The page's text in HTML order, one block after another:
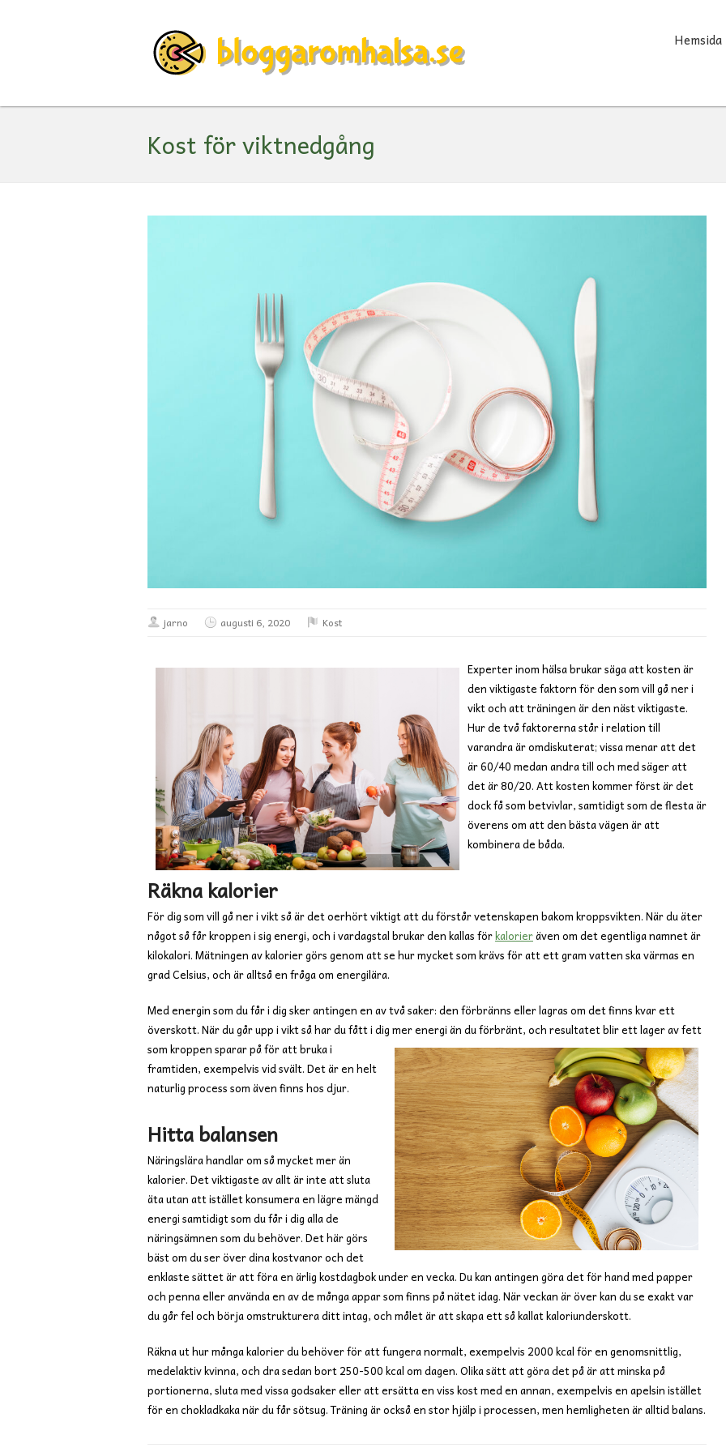
Hemsida
Kost för viktnedgång
jarno augusti 6, 2020 Kost
Experter inom hälsa brukar säga att kosten är
den viktigaste faktorn för den som vill gå ner i
vikt och att träningen är den näst viktigaste.
Hur de två faktorerna står i relation till
varandra är omdiskuterat; vissa menar att det
är 60/40 medan andra till och med säger att
det är 80/20. Att kosten kommer först är det
dock få som betvivlar, samtidigt som de flesta är
överens om att den bästa vägen är att
kombinera de båda.
Räkna kalorier
För dig som vill gå ner i vikt så är det oerhört viktigt att du förstår vetenskapen bakom kroppsvikten. När du äter
något så får kroppen i sig energi, och i vardagstal brukar den kallas förkalorieräven om det egentliga namnet är
kilokalori. Mätningen av kalorier görs genom att se hur mycket som krävs för att ett gram vatten ska värmas en
grad Celsius, och är alltså en fråga om energilära.
Med energin som du får i dig sker antingen en av två saker: den förbränns eller lagras om det finns kvar ett
överskott. När du går upp i vikt så har du fått i dig mer energi än du förbränt, och resultatet blir ett lager av fett
som kroppen sparar på för att bruka i
framtiden, exempelvis vid svält. Det är en helt
naturlig process som även finns hos djur.
Hitta balansen
Näringslära handlar om så mycket mer än
kalorier. Det viktigaste av allt är inte att sluta
äta utan att istället konsumera en lägre mängd
energi samtidigt som du får i dig alla de
näringsämnen som du behöver. Det här görs
bäst om du ser över dina kostvanor och det
enklaste sättet är att föra en ärlig kostdagbok under en vecka. Du kan antingen göra det för hand med papper
och penna eller använda en av de många appar som finns på nätet idag. När veckan är över kan du se exakt var
du går fel och börja omstrukturera ditt intag, och målet är att skapa ett så kallat kaloriunderskott.
Räkna ut hur många kalorier du behöver för att fungera normalt, exempelvis 2000 kcal för en genomsnittlig,
medelaktiv kvinna, och dra sedan bort 250-500 kcal om dagen. Olika sätt att göra det på är att minska på
portionerna, sluta med vissa godsaker eller att ersätta en viss kost med en annan, exempelvis en apelsin istället
för en chokladkaka när du får sötsug. Träning är också en stor hjälp i processen, men hemligheten är alltid balans.